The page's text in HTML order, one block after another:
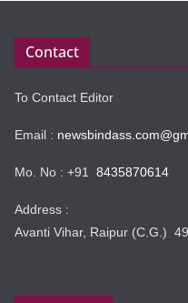
Contact
To Contact Editor
Email :
Mo. No : +91 8435870614
Address :
Avanti Vihar, Raipur (C.G.)